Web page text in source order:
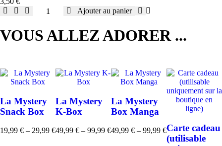
quantité
PUNCH
-
16x11cm/
planches
-
Saitama
et
Icônes
Ajouter au panier
VOUS ALLEZ ADORER ...
La Mystery
Snack Box
19,99 € – 29,99 €
Plage
La Mystery
K-Box
49,99 € – 99,99 €
Plage
La Mystery
Box Manga
49,99 € – 99,99 €
Plage
Carte cadeau
(utilisable